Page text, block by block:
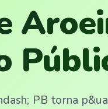
PB torna